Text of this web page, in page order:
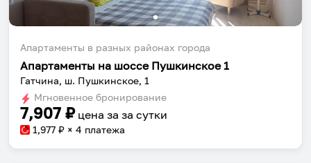
Апартаменты в разных районах города
Апартаменты на шоссе Пушкинское 1
Гатчина, ш. Пушкинское, 1
Мгновенное бронирование
7,907 ₽ цена за за сутки
1,977 ₽ × 4 платежа